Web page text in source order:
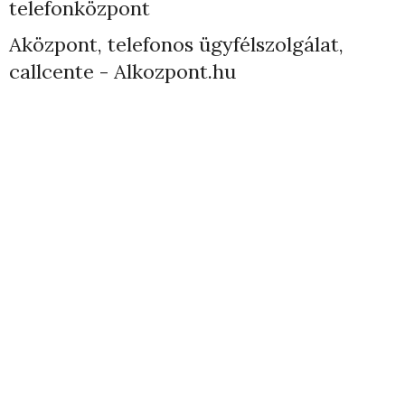
telefonközpont
Aközpont, telefonos ügyfélszolgálat,
callcente - Alkozpont.hu